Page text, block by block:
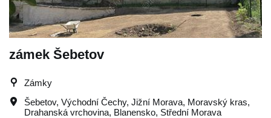
zámek Šebetov
Zámky
Šebetov, Východní Čechy, Jižní Morava, Moravský kras,
Drahanská vrchovina, Blanensko, Střední Morava